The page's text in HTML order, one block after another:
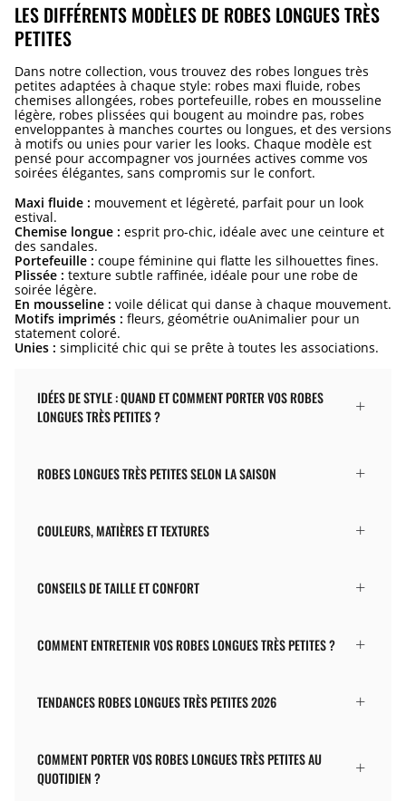
LES DIFFÉRENTS MODÈLES DE ROBES LONGUES TRÈS
PETITES
Dans notre collection, vous trouvez des robes longues très
petites adaptées à chaque style: robes maxi fluide, robes
chemises allongées, robes portefeuille, robes en mousseline
légère, robes plissées qui bougent au moindre pas, robes
enveloppantes à manches courtes ou longues, et des versions
à motifs ou unies pour varier les looks. Chaque modèle est
pensé pour accompagner vos journées actives comme vos
soirées élégantes, sans compromis sur le confort.
Maxi fluide : mouvement et légèreté, parfait pour un look
estival.
Chemise longue : esprit pro-chic, idéale avec une ceinture et
des sandales.
Portefeuille : coupe féminine qui flatte les silhouettes fines.
Plissée : texture subtle raffinée, idéale pour une robe de
soirée légère.
En mousseline : voile délicat qui danse à chaque mouvement.
Motifs imprimés : fleurs, géométrie ouAnimalier pour un
statement coloré.
Unies : simplicité chic qui se prête à toutes les associations.
IDÉES DE STYLE : QUAND ET COMMENT PORTER VOS ROBES
LONGUES TRÈS PETITES ?
ROBES LONGUES TRÈS PETITES SELON LA SAISON
COULEURS, MATIÈRES ET TEXTURES
CONSEILS DE TAILLE ET CONFORT
COMMENT ENTRETENIR VOS ROBES LONGUES TRÈS PETITES ?
TENDANCES ROBES LONGUES TRÈS PETITES 2026
COMMENT PORTER VOS ROBES LONGUES TRÈS PETITES AU
QUOTIDIEN ?